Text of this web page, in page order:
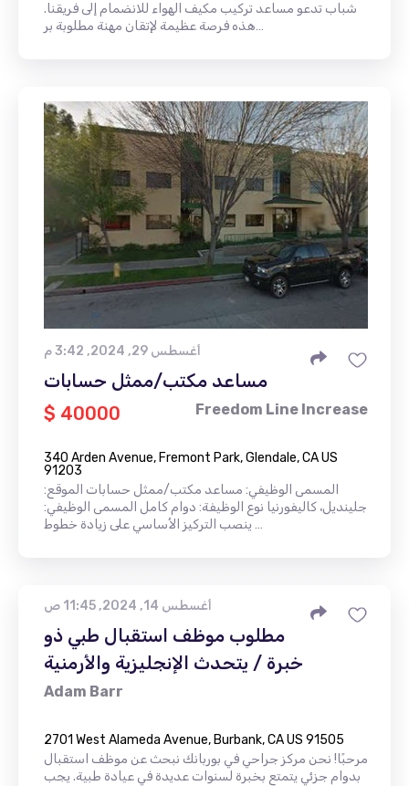
شباب تدعو مساعد تركيب مكيف الهواء للانضمام إلى فريقنا.
هذه فرصة عظيمة لإتقان مهنة مطلوبة بر…
أغسطس 29, 2024, 3:42 م
مساعد مكتب/ممثل حسابات
$ 40000
Freedom Line Increase
340 Arden Avenue, Fremont Park, Glendale, CA US
91203
المسمى الوظيفي: مساعد مكتب/ممثل حسابات الموقع:
جلينديل، كاليفورنيا نوع الوظيفة: دوام كامل المسمى الوظيفي:
ينصب التركيز الأساسي على زيادة خطوط …
أغسطس 14, 2024, 11:45 ص
مطلوب موظف استقبال طبي ذو
خبرة / يتحدث الإنجليزية والأرمنية
Adam Barr
2701 West Alameda Avenue, Burbank, CA US 91505
مرحبًا! نحن مركز جراحي في بوربانك نبحث عن موظف استقبال
بدوام جزئي يتمتع بخبرة لسنوات عديدة في عيادة طبية. يجب